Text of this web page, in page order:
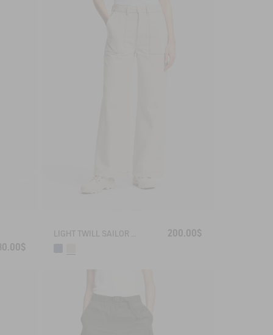
200.00$